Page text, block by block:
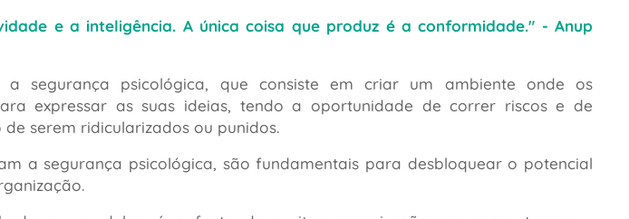
e a inteligência. A única coisa que produz é a conformidade." - Anup
a segurança psicológica, que consiste em criar um ambiente onde os
expressar as suas ideias, tendo a oportunidade de correr riscos e de
serem ridicularizados ou punidos.
a segurança psicológica, são fundamentais para desbloquear o potencial